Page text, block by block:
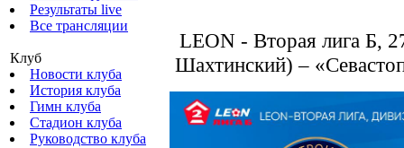
Результаты live
Все трансляции
Клуб
Новости клуба
История клуба
Гимн клуба
Стадион клуба
Руководство клуба
LEON - Вторая лига Б,
Шахтинский) –